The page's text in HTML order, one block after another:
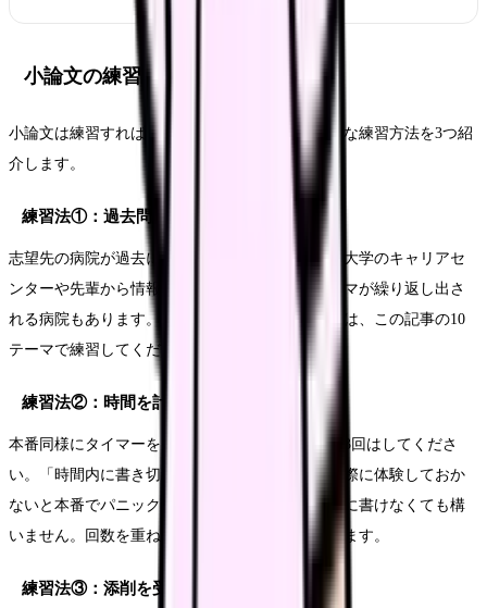
小論文の練習方法と上達のコツ
小論文は練習すればするほど上達します。効果的な練習方法を3つ紹
介します。
練習法①：過去問を解く
志望先の病院が過去にどんなテーマを出したか、大学のキャリアセ
ンターや先輩から情報を集めましょう。同じテーマが繰り返し出さ
れる病院もあります。過去問が手に入らない場合は、この記事の10
テーマで練習してください。
練習法②：時間を計って書く
本番同様にタイマーをセットして書く練習を最低3回はしてくださ
い。「時間内に書き切れない」という焦りは、実際に体験しておか
ないと本番でパニックになります。最初は時間内に書けなくても構
いません。回数を重ねるうちにスピードは上がります。
練習法③：添削を受ける